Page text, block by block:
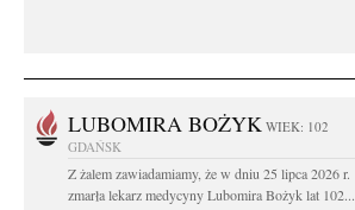
LUBOMIRA BOŻYK WIEK: 102
GDAŃSK
Z żalem zawiadamiamy, że w dniu 25 lipca 2026 r.
zmarła lekarz medycyny Lubomira Bożyk lat 102...